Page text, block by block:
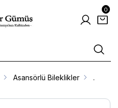
0
Asansörlü Bileklikler .